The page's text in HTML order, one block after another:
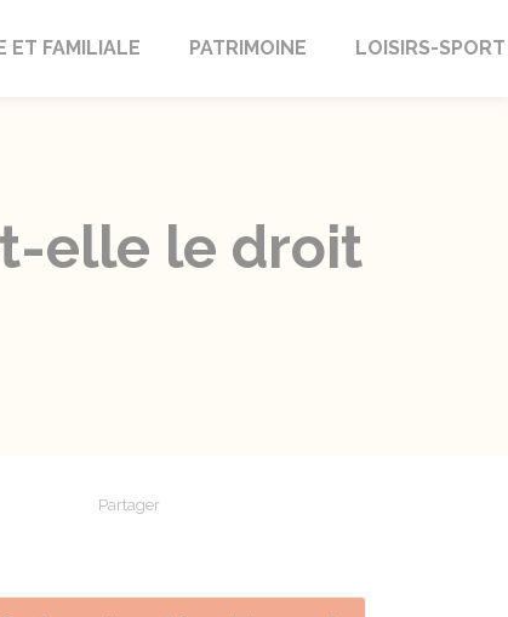
ET FAMILIALE PATRIMOINE LOISIRS-SPORT
elle le droit
Partager